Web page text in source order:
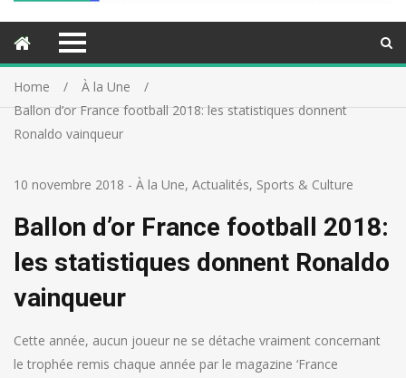
Home
À la Une
Ballon d’or France football 2018: les statistiques donnent
Ronaldo vainqueur
10 novembre 2018 - À la Une, Actualités, Sports & Culture
Ballon d’or France football 2018:
les statistiques donnent Ronaldo
vainqueur
Cette année, aucun joueur ne se détache vraiment concernant
le trophée remis chaque année par le magazine ‘France